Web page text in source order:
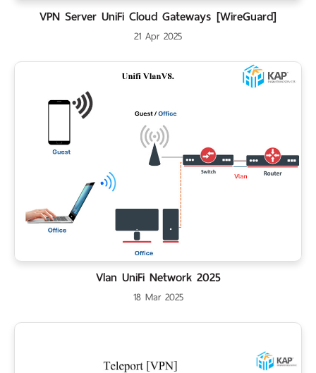
VPN Server UniFi Cloud Gateways [WireGuard]
21 Apr 2025
Vlan UniFi Network 2025
18 Mar 2025